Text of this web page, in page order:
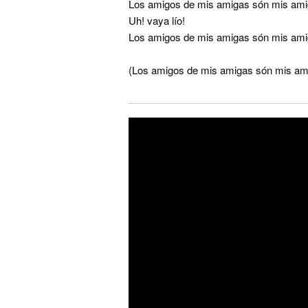
Los amigos de mis amigas són mis
Uh! vaya lío!
Los amigos de mis amigas són mis
(Los amigos de mis amigas són mis